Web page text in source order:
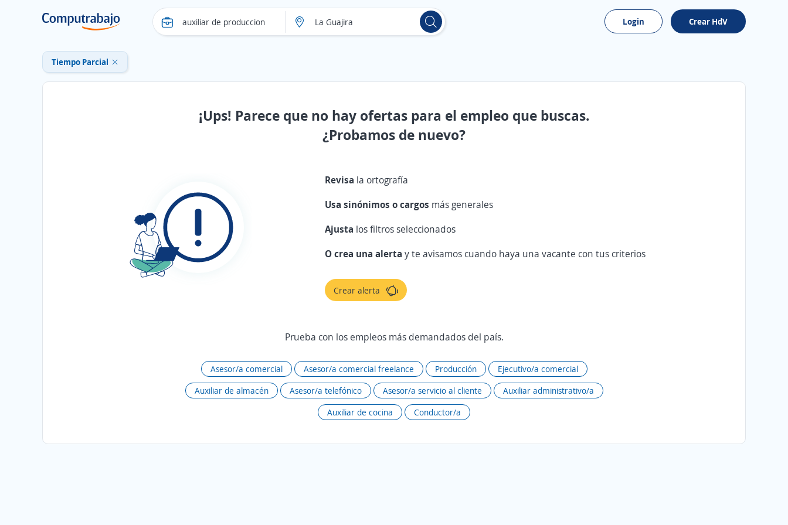
Login Crear HdV
Tiempo Parcial
¡Ups! Parece que no hay ofertas para el empleo que buscas.
¿Probamos de nuevo?
Revisa la ortografía
Usa sinónimos o cargos más generales
Ajusta los filtros seleccionados
O crea una alertay te avisamos cuando haya una vacante con tus criterios
Crear alerta
Prueba con los empleos más demandados del país.
Asesor/a comercial Asesor/a comercial freelance Producción
Ejecutivo/a comercial
Auxiliar de almacén
Asesor/a telefónico Asesor/a servicio al cliente
Auxiliar administrativo/a
Auxiliar de cocina
Conductor/a